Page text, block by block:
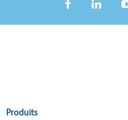
Sitemap
Produits